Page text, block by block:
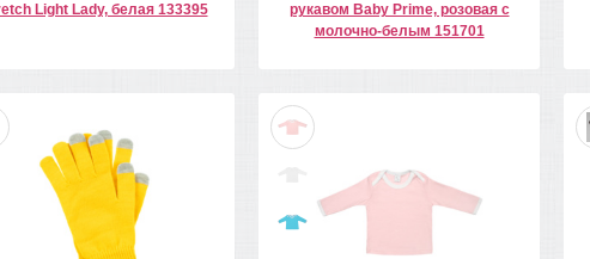
Light Lady, белая 133395
рукавом Baby Prime, розовая с
молочно-белым 151701